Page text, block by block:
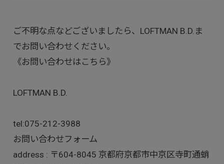
ご不明な点などございましたら、LOFTMAN B.D.ま
でお問い合わせください。
《お問い合わせはこちら》
LOFTMAN B.D.
tel:075-212-3988
お問い合わせフォーム
address : 〒604-8045 京都府京都市中京区寺町通蛸